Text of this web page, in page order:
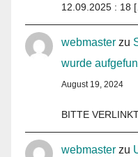
12.09.2025 : 18
webmaster zu
wurde
August 19, 2024
BITTE
webmaster zu